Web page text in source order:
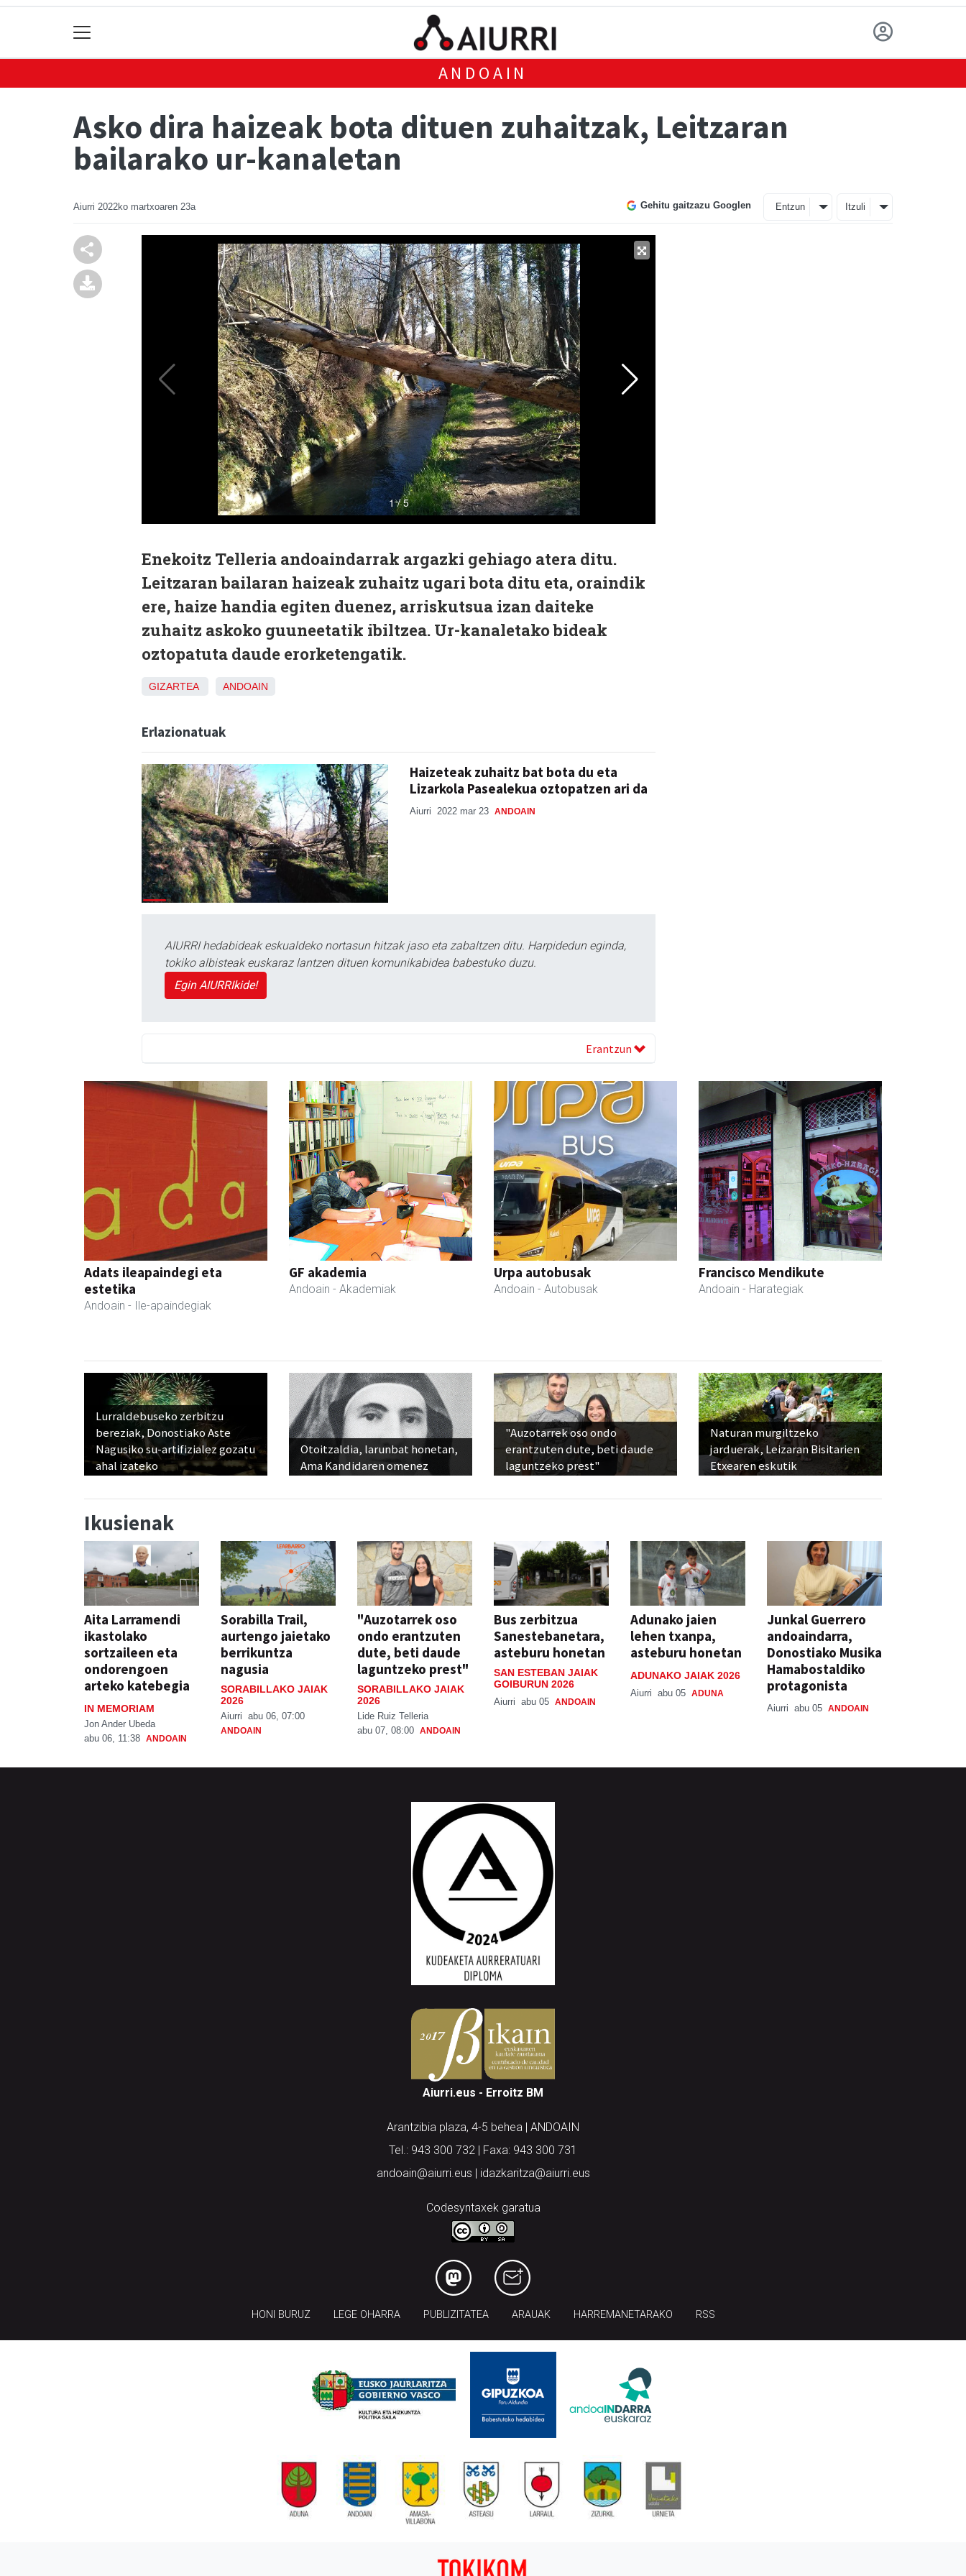
ANDOAIN
Asko dira haizeak bota dituen zuhaitzak, Leitzaran
bailarako ur-kanaletan
Aiurri 2022ko martxoaren 23a Gehitu gaitzazu Googlen Entzun Itzuli
Enekoitz Telleria andoaindarrak argazki gehiago atera ditu.
Leitzaran bailaran haizeak zuhaitz ugari bota ditu eta, oraindik
ere, haize handia egiten duenez, arriskutsua izan daiteke
zuhaitz askoko guuneetatik ibiltzea. Ur-kanaletako bideak
oztopatuta daude erorketengatik.
GIZARTEA ANDOAIN
Erlazionatuak
Haizeteak zuhaitz bat bota du eta
Lizarkola Pasealekua oztopatzen ari da
Aiurri 2022 mar 23 ANDOAIN
AIURRI hedabideak eskualdeko nortasun hitzak jaso eta zabaltzen ditu. Harpidedun eginda,
tokiko albisteak euskaraz lantzen dituen komunikabidea babestuko duzu.
Egin AIURRIkide!
Erantzun
Adats ileapaindegi eta
estetika
Andoain - Ile-apaindegiak
GF akademia
Andoain - Akademiak
Urpa autobusak
Andoain - Autobusak
Francisco Mendikute
Andoain - Harategiak
Lurraldebuseko zerbitzu
bereziak, Donostiako Aste
Nagusiko su-artifizialez gozatu
ahal izateko
Otoitzaldia, larunbat honetan,
Ama Kandidaren omenez
"Auzotarrek oso ondo
erantzuten dute, beti daude
laguntzeko prest"
Naturan murgiltzeko
jarduerak, Leizaran Bisitarien
Etxearen eskutik
Ikusienak
Aita Larramendi
ikastolako
sortzaileen eta
ondorengoen
arteko katebegia
IN MEMORIAM
Jon Ander Ubeda
abu 06, 11:38 ANDOAIN
Sorabilla Trail,
aurtengo jaietako
berrikuntza
nagusia
SORABILLAKO JAIAK
2026
Aiurri abu 06, 07:00
ANDOAIN
"Auzotarrek oso
ondo erantzuten
dute, beti daude
laguntzeko prest"
SORABILLAKO JAIAK
2026
Lide Ruiz Telleria
abu 07, 08:00 ANDOAIN
Bus zerbitzua
Sanestebanetara,
asteburu honetan
SAN ESTEBAN JAIAK
GOIBURUN 2026
Aiurri abu 05 ANDOAIN
Adunako jaien
lehen txanpa,
asteburu honetan
ADUNAKO JAIAK 2026
Aiurri abu 05 ADUNA
Junkal Guerrero
andoaindarra,
Donostiako Musika
Hamabostaldiko
protagonista
Aiurri abu 05 ANDOAIN
Aiurri.eus - Erroitz BM
Arantzibia plaza, 4-5 behea | ANDOAIN
Tel.: 943 300 732 | Faxa: 943 300 731
andoain@aiurri.eus | idazkaritza@aiurri.eus
Codesyntaxek garatua
HONI BURUZ LEGE OHARRA PUBLIZITATEA ARAUAK HARREMANETARAKO RSS